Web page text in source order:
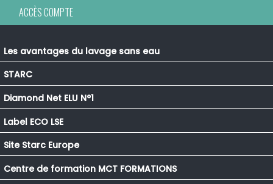
ACCÈS COMPTE
Les avantages du lavage sans eau
STARC
Diamond Net ELU N°1
Label ECO LSE
Site Starc Europe
Centre de formation MCT FORMATIONS